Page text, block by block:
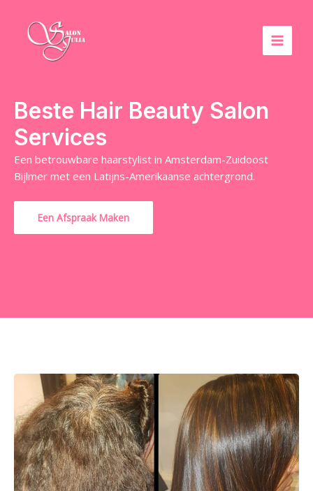
content
Menu
Beste Hair Beauty Salon
Services
Een betrouwbare haarstylist in Amsterdam-Zuidoost
Bijlmer met een Latijns-Amerikaanse achtergrond.
Een Afspraak Maken